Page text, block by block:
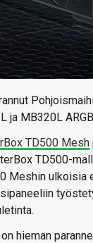
ja MB320L
TD500 Mesh
TD500-
Meshin
hieman